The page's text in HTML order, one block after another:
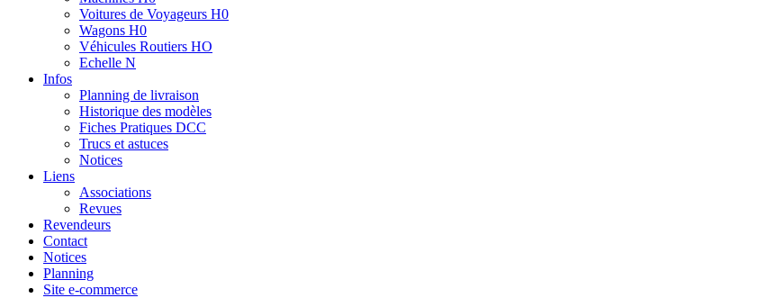
Voitures de Voyageurs H0
Wagons H0
Véhicules Routiers HO
Echelle N
Infos
Planning de livraison
Historique des modèles
Fiches Pratiques DCC
Trucs et astuces
Notices
Liens
Associations
Revues
Revendeurs
Contact
Notices
Planning
Site e-commerce